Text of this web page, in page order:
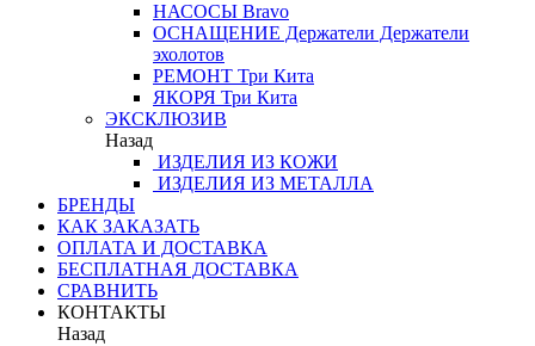
НАСОСЫ Bravo
ОСНАЩЕНИЕ Держатели Держатели
эхолотов
РЕМОНТ Три Кита
ЯКОРЯ Три Кита
ЭКСКЛЮЗИВ
Назад
ИЗДЕЛИЯ ИЗ КОЖИ
ИЗДЕЛИЯ ИЗ МЕТАЛЛА
БРЕНДЫ
КАК ЗАКАЗАТЬ
ОПЛАТА И ДОСТАВКА
БЕСПЛАТНАЯ ДОСТАВКА
СРАВНИТЬ
КОНТАКТЫ
Назад